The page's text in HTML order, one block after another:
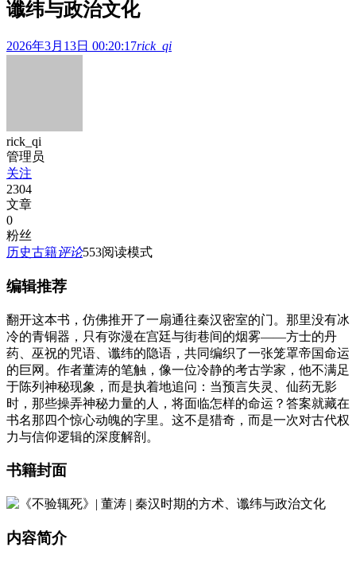
谶纬与政治文化
2026年3月13日 00:20:17rick_qi
rick_qi
管理员
关注
2304
文章
0
粉丝
历史古籍评论553阅读模式
编辑推荐
翻开这本书，仿佛推开了一扇通往秦汉密室的门。那里没有冰
冷的青铜器，只有弥漫在宫廷与街巷间的烟雾——方士的丹
药、巫祝的咒语、谶纬的隐语，共同编织了一张笼罩帝国命运
的巨网。作者董涛的笔触，像一位冷静的考古学家，他不满足
于陈列神秘现象，而是执着地追问：当预言失灵、仙药无影
时，那些操弄神秘力量的人，将面临怎样的命运？答案就藏在
书名那四个惊心动魄的字里。这不是猎奇，而是一次对古代权
力与信仰逻辑的深度解剖。
书籍封面
内容简介